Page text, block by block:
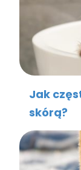
Jak
skórą?